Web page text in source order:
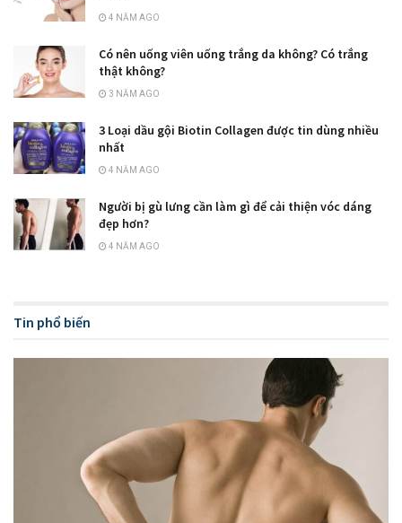
4 NĂM AGO
Có nên uống viên uống trắng da không? Có trắng
thật không?
3 NĂM AGO
3 Loại dầu gội Biotin Collagen được tin dùng nhiều
nhất
4 NĂM AGO
Người bị gù lưng cần làm gì để cải thiện vóc dáng
đẹp hơn?
4 NĂM AGO
Tin phổ biến